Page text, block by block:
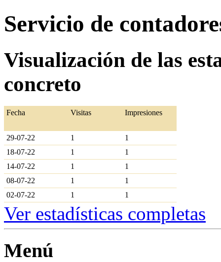
Servicio de
Visualización de las
concreto
Fecha Visitas Impresiones
29-07-22 1
1
18-07-22
1
1
14-07-22
1
1
08-07-22
1
1
02-07-22
1 1
Ver estadísticas completas
Menú